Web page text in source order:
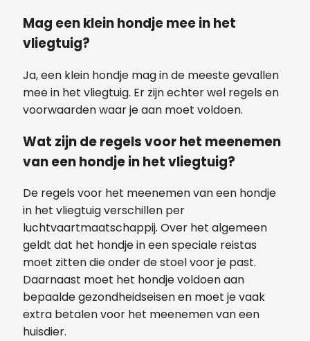
Mag een klein hondje mee in het
vliegtuig?
Ja, een klein hondje mag in de meeste gevallen
mee in het vliegtuig. Er zijn echter wel regels en
voorwaarden waar je aan moet voldoen.
Wat zijn de regels voor het meenemen
van een hondje in het vliegtuig?
De regels voor het meenemen van een hondje
in het vliegtuig verschillen per
luchtvaartmaatschappij. Over het algemeen
geldt dat het hondje in een speciale reistas
moet zitten die onder de stoel voor je past.
Daarnaast moet het hondje voldoen aan
bepaalde gezondheidseisen en moet je vaak
extra betalen voor het meenemen van een
huisdier.